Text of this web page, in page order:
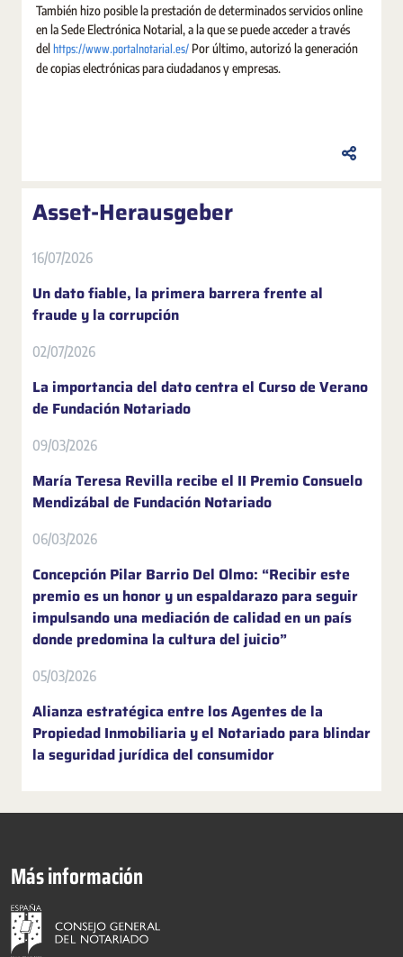
También hizo posible la prestación de determinados servicios online
en la Sede Electrónica Notarial, a la que se puede acceder a través
delhttps://www.portalnotarial.es/ Por último, autorizó la generación
de copias electrónicas para ciudadanos y empresas.
Asset-Herausgeber
16/07/2026
Un dato fiable, la primera barrera frente al
fraude y la corrupción
02/07/2026
La importancia del dato centra el Curso de Verano
de Fundación Notariado
09/03/2026
María Teresa Revilla recibe el II Premio Consuelo
Mendizábal de Fundación Notariado
06/03/2026
Concepción Pilar Barrio Del Olmo: “Recibir este
premio es un honor y un espaldarazo para seguir
impulsando una mediación de calidad en un país
donde predomina la cultura del juicio”
05/03/2026
Alianza estratégica entre los Agentes de la
Propiedad Inmobiliaria y el Notariado para blindar
la seguridad jurídica del consumidor
Más información